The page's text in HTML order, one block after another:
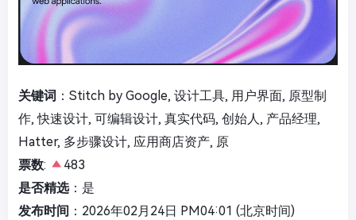
关键词 ：Stitch by Google, 设计工具, 用户界面, 原型制
作, 快速设计, 可编辑设计, 真实代码, 创始人, 产品经理,
Hatter, 多步骤设计, 应用商店资产, 原
票数:
483
是否精选：是
发布时间 ：2026年02月24日 PM04:01 (北京时间)